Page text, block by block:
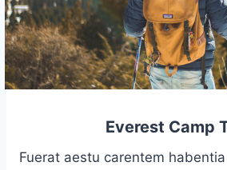
Everest Camp
Fuerat aestu carentem